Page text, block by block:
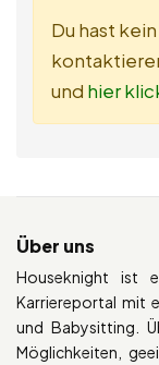
Du hast
und hier
Über uns
Houseknight ist
Karriereportal mit
und Babysitting.
Möglichkeiten,